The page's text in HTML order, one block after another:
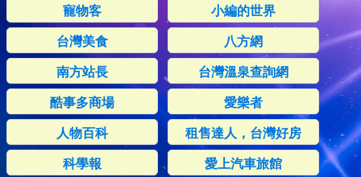
寵物客
小編的世界
台灣美食
八方網
南方站長
台灣溫泉查詢網
酷事多商場
愛樂者
人物百科
租售達人，台灣好房
科學報
愛上汽車旅館